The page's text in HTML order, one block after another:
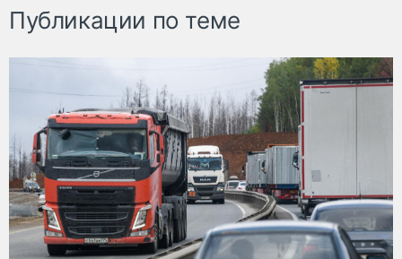
Публикации по теме